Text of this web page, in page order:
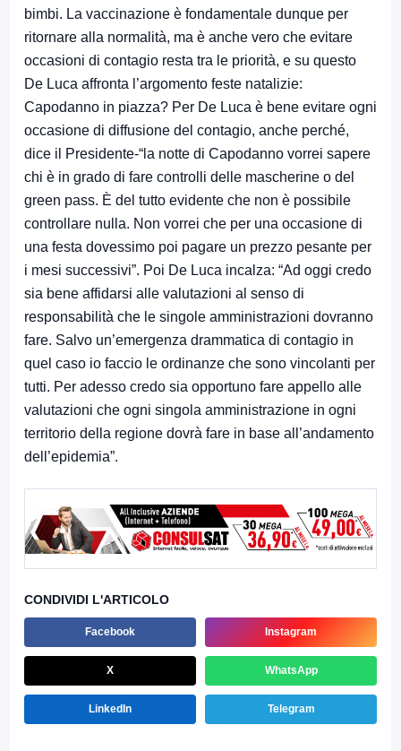
bimbi. La vaccinazione è fondamentale dunque per
ritornare alla normalità, ma è anche vero che evitare
occasioni di contagio resta tra le priorità, e su questo
De Luca affronta l’argomento feste natalizie:
Capodanno in piazza? Per De Luca è bene evitare ogni
occasione di diffusione del contagio, anche perché,
dice il Presidente-“la notte di Capodanno vorrei sapere
chi è in grado di fare controlli delle mascherine o del
green pass. È del tutto evidente che non è possibile
controllare nulla. Non vorrei che per una occasione di
una festa dovessimo poi pagare un prezzo pesante per
i mesi successivi”. Poi De Luca incalza: “Ad oggi credo
sia bene affidarsi alle valutazioni al senso di
responsabilità che le singole amministrazioni dovranno
fare. Salvo un’emergenza drammatica di contagio in
quel caso io faccio le ordinanze che sono vincolanti per
tutti. Per adesso credo sia opportuno fare appello alle
valutazioni che ogni singola amministrazione in ogni
territorio della regione dovrà fare in base all’andamento
dell’epidemia”.
CONDIVIDI L'ARTICOLO
Facebook Instagram
X WhatsApp
LinkedIn Telegram